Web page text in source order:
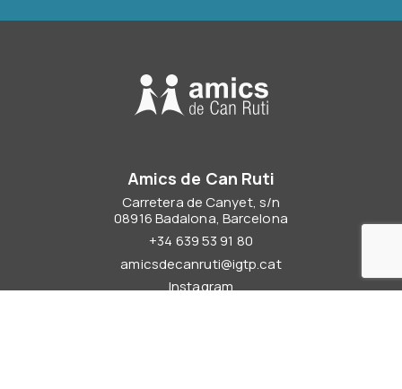
Amics de Can Ruti
Carretera de Canyet, s/n
08916 Badalona, Barcelona
+34 639 53 91 80
amicsdecanruti@igtp.cat
Instagram